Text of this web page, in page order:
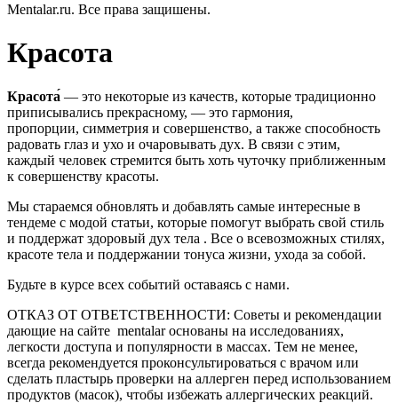
Mentalar.ru. Все права защишены.
Красота
Красота́ — это некоторые из качеств, которые традиционно
приписывались прекрасному, — это гармония,
пропорции, симметрия и совершенство, а также способность
радовать глаз и ухо и очаровывать дух. В связи с этим,
каждый человек стремится быть хоть чуточку приближенным
к совершенству красоты.
Мы стараемся обновлять и добавлять самые интересные в
тендеме с модой статьи, которые помогут выбрать свой стиль
и поддержат здоровый дух тела . Все о всевозможных стилях,
красоте тела и поддержании тонуса жизни, ухода за собой.
Будьте в курсе всех событий оставаясь с нами.
ОТКАЗ ОТ ОТВЕТСТВЕННОСТИ: Советы и рекомендации
дающие на сайте mentalar основаны на исследованиях,
легкости доступа и популярности в массах. Тем не менее,
всегда рекомендуется проконсультироваться с врачом или
сделать пластырь проверки на аллерген перед использованием
продуктов (масок), чтобы избежать аллергических реакций.